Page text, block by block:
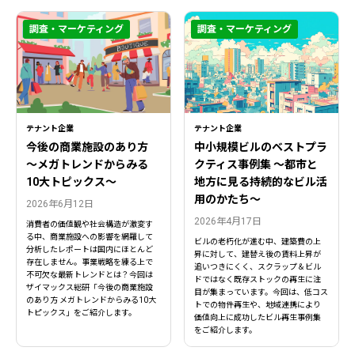
テナント企業
今後の商業施設のあり方
〜メガトレンドからみる
10大トピックス〜
2026年6月12日
消費者の価値観や社会構造が激変す
る中、商業施設への影響を網羅して
分析したレポートは国内にほとんど
存在しません。事業戦略を練る上で
不可欠な最新トレンドとは？今回は
ザイマックス総研「今後の商業施設
のあり方 メガトレンドからみる10大
トピックス」をご紹介します。
調査・マーケティング
テナント企業
中小規模ビルのベストプラ
クティス事例集 ～都市と
地方に見る持続的なビル活
用のかたち～
2026年4月17日
ビルの老朽化が進む中、建築費の上
昇に対して、建替え後の賃料上昇が
追いつきにくく、スクラップ＆ビル
ドではなく既存ストックの再生に注
目が集まっています。今回は、低コス
トでの物件再生や、地域連携により
価値向上に成功したビル再生事例集
をご紹介します。
調査・マーケティング